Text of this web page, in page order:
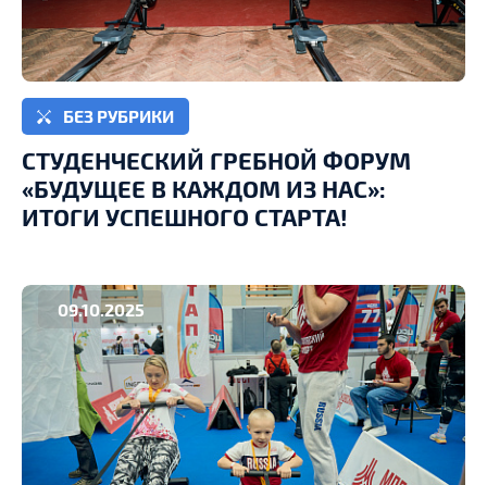
БЕЗ РУБРИКИ
СТУДЕНЧЕСКИЙ ГРЕБНОЙ ФОРУМ
«БУДУЩЕЕ В КАЖДОМ ИЗ НАС»:
ИТОГИ УСПЕШНОГО СТАРТА!
09.10.2025